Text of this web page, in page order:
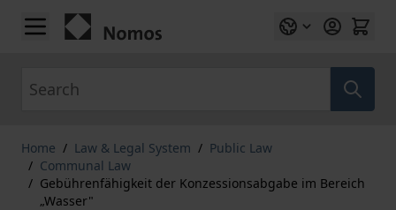
Skip to Content
Home / Law & Legal System / Public Law
/ Communal Law
/ Gebührenfähigkeit der Konzessionsabgabe im Bereich
„Wasser"